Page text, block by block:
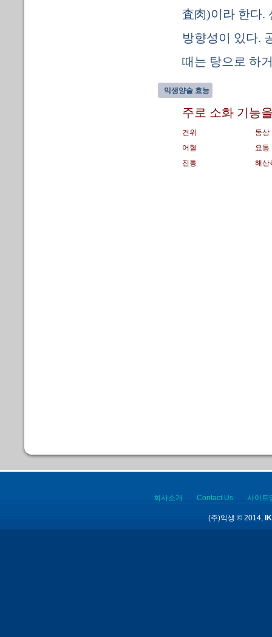
査肉)이라 한다.
방향성이 있다.
때는 탕으로 하
익생양술 효능
주로 소화 기능
건위
동상
어혈
요통
진통
해산
회사소개 Contact Us 사이트
(주)익생 © 2014,